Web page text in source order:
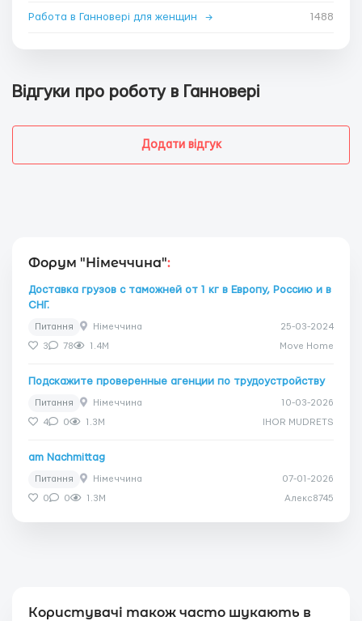
Работа в Ганновері для женщин → 1488
Відгуки про роботу в Ганновері
Додати відгук
Форум "Німеччина":
Доставка грузов с таможней от 1 кг в Европу, Россию и в
СНГ.
Питання Німеччина 25-03-2024
3 78 1.4M Move Home
Подскажите проверенные агенции по трудоустройству
Питання Німеччина 10-03-2026
4 0 1.3M IHOR MUDRETS
am Nachmittag
Питання Німеччина 07-01-2026
0 0 1.3M Алекс8745
Користувачі також часто шукають в